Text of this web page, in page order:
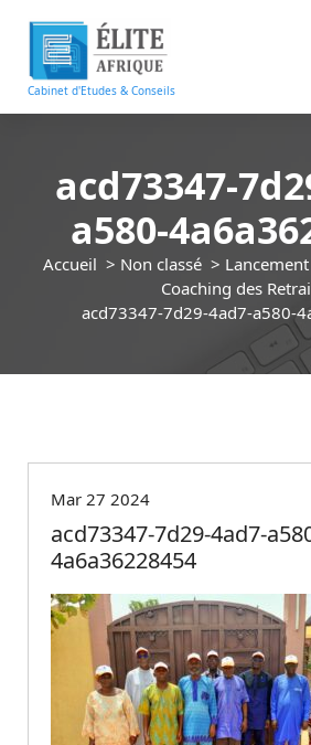
r
Cabinet d'Etudes & Conseils
acd73347-
a580-
Accueil > Non classé>
Coaching des
acd73347-7d29-4ad7-a580-
Mar 27 2024
acd73347-7d29-4ad7-
4a6a36228454